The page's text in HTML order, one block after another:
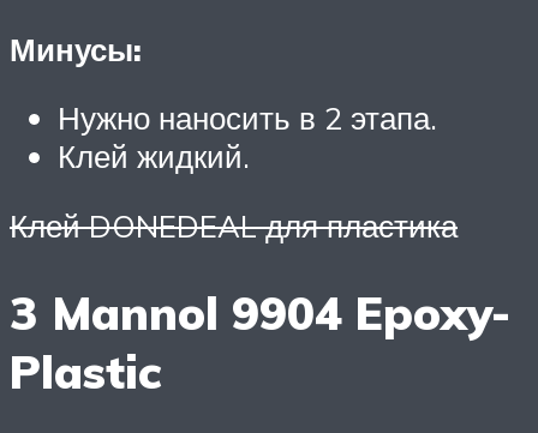
Минусы:
Нужно наносить в 2 этапа.
Клей жидкий.
Клей DONEDEAL для пластика
3 Mannol 9904 Epoxy-
Plastic